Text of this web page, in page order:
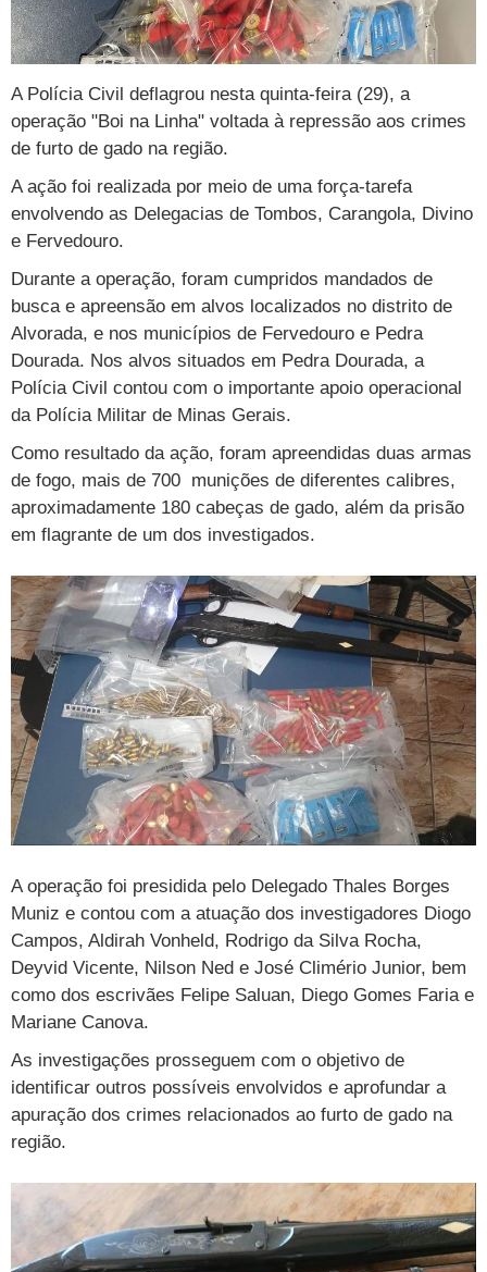
A Polícia Civil deflagrou nesta quinta-feira (29), a
operação "Boi na Linha" voltada à repressão aos crimes
de furto de gado na região.
A ação foi realizada por meio de uma força-tarefa
envolvendo as Delegacias de Tombos, Carangola, Divino
e Fervedouro.
Durante a operação, foram cumpridos mandados de
busca e apreensão em alvos localizados no distrito de
Alvorada, e nos municípios de Fervedouro e Pedra
Dourada. Nos alvos situados em Pedra Dourada, a
Polícia Civil contou com o importante apoio operacional
da Polícia Militar de Minas Gerais.
Como resultado da ação, foram apreendidas duas armas
de fogo, mais de 700 munições de diferentes calibres,
aproximadamente 180 cabeças de gado, além da prisão
em flagrante de um dos investigados.
A operação foi presidida pelo Delegado Thales Borges
Muniz e contou com a atuação dos investigadores Diogo
Campos, Aldirah Vonheld, Rodrigo da Silva Rocha,
Deyvid Vicente, Nilson Ned e José Climério Junior, bem
como dos escrivães Felipe Saluan, Diego Gomes Faria e
Mariane Canova.
As investigações prosseguem com o objetivo de
identificar outros possíveis envolvidos e aprofundar a
apuração dos crimes relacionados ao furto de gado na
região.